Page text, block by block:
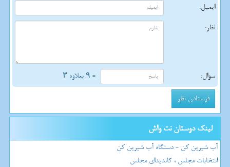
ایمیل:
نظر:
سوال: = ۹ بعلاوه ۳
لینک دوستان نت واش
آب شیرین کن - دستگاه آب شیرین کن
انتخابات مجلس ، کاندیدای مجلس